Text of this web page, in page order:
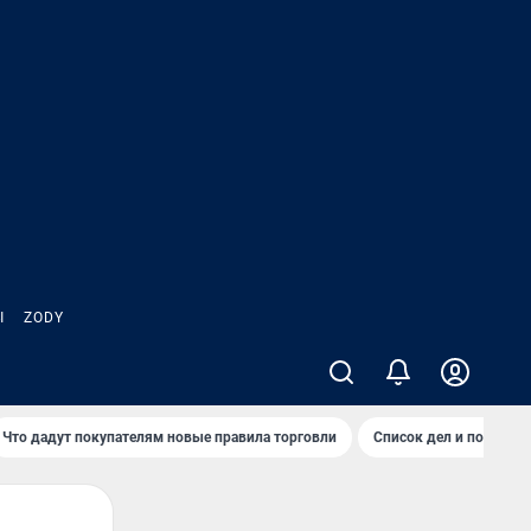
ZODY
Что дадут покупателям новые правила торговли Список дел и покупок